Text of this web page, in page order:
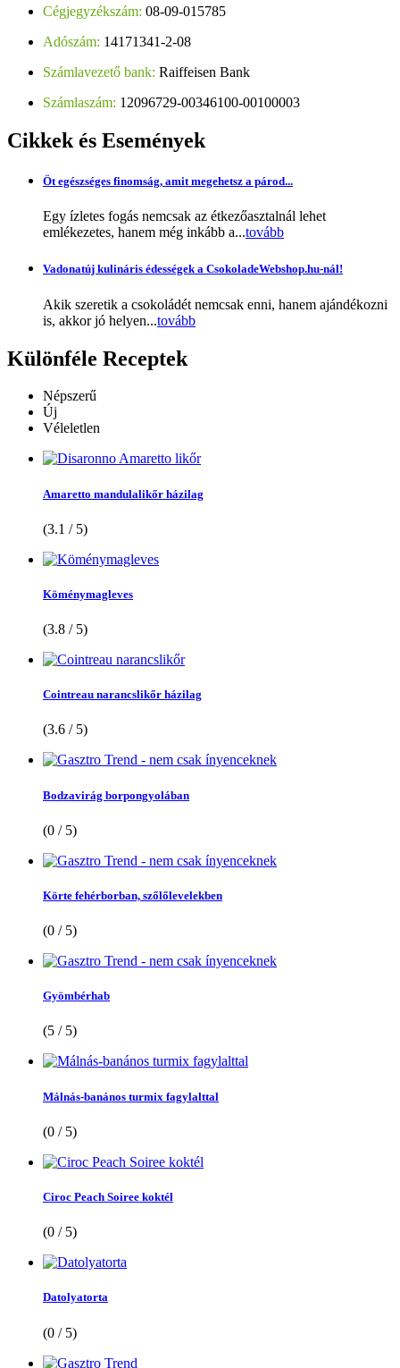
Cégjegyzékszám: 08-09-015785
Adószám: 14171341-2-08
Számlavezető bank: Raiffeisen Bank
Számlaszám: 12096729-00346100-00100003
Cikkek és Események
Öt egészséges finomság, amit megehetsz a párod...
Egy ízletes fogás nemcsak az étkezőasztalnál lehet
emlékezetes, hanem még inkább a...tovább
Vadonatúj kulináris édességek a CsokoladeWebshop.hu-nál!
Akik szeretik a csokoládét nemcsak enni, hanem ajándékozni
is, akkor jó helyen...tovább
Különféle Receptek
Népszerű
Új
Véleletlen
Amaretto mandulalikőr házilag
(3.1 / 5)
Köménymagleves
(3.8 / 5)
Cointreau narancslikőr házilag
(3.6 / 5)
Bodzavirág borpongyolában
(0 / 5)
Körte fehérborban, szőlőlevelekben
(0 / 5)
Gyömbérhab
(5 / 5)
Málnás-banános turmix fagylalttal
(0 / 5)
Ciroc Peach Soiree koktél
(0 / 5)
Datolyatorta
(0 / 5)